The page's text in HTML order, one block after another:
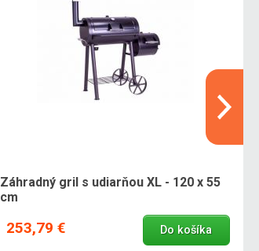
Záhradný gril s udiarňou XL - 120 x 55
cm
253,79 € Do košíka